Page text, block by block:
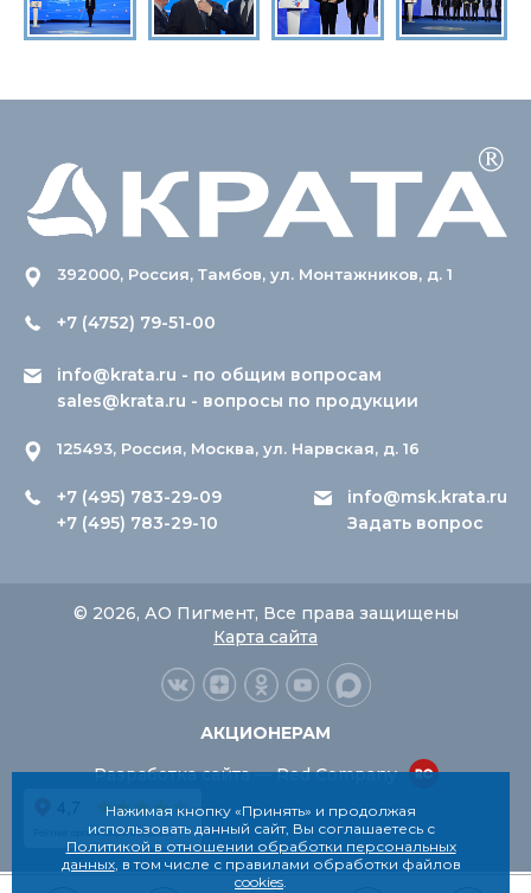
392000, Россия, Тамбов, ул. Монтажников, д. 1
+7 (4752) 79-51-00
info@krata.ru - по общим вопросам
sales@krata.ru - вопросы по продукции
125493, Россия, Москва, ул. Нарвская, д. 16
+7 (495) 783-29-09
+7 (495) 783-29-10
info@msk.krata.ru
Задать вопрос
© 2026, АО Пигмент, Все права защищены
Карта сайта
АКЦИОНЕРАМ
Разработка сайта — Red Company
Нажимая кнопку «Принять» и продолжая
использовать данный сайт, Вы соглашаетесь с
Политикой в отношении обработки персональных
данных, в том числе с правилами обработки файлов
cookies.